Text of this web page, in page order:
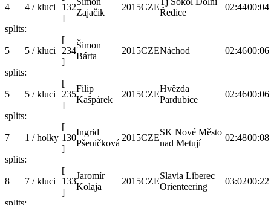
4 4 / kluci
132
]
Zajačik
2015CZE
Ředice
02:4400:04
splits:
5 5 / kluci
[
234
]
Šimon
Bárta
2015CZENáchod 02:4600:06
splits:
5 5 / kluci
[
235
]
Filip
Kašpárek
2015CZE
Hvězda
Pardubice
02:4600:06
splits:
7 1 / holky
[
130
]
Ingrid
Pšeničková
2015CZE
SK Nové Město
nad Metují
02:4800:08
splits:
8 7 / kluci
[
133
]
Jaromír
Kolaja
2015CZE
Slavia Liberec
Orienteering
03:0200:22
splits: